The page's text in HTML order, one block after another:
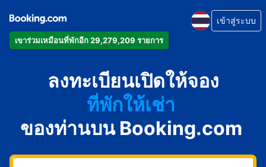
เข้าร่วมเหมือนที่พักอีก 29,279,209 รายการ
เข้าสู่ระบบ
ลงทะเบียนเปิดให้จอง
อพาร์ตเมนต์
โรงแรม
ที่พักให้เช่า
เกสต์เฮาส์
บีแอนด์บี
ของท่านบน Booking.com